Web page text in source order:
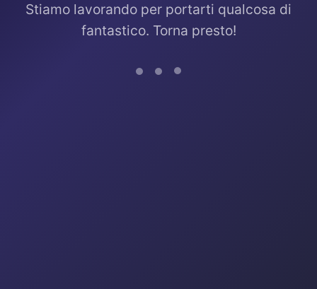
Stiamo lavorando per portarti qualcosa di
fantastico. Torna presto!